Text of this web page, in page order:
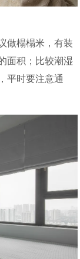
做榻榻米，有装
面积；比较潮湿
平时要注意通